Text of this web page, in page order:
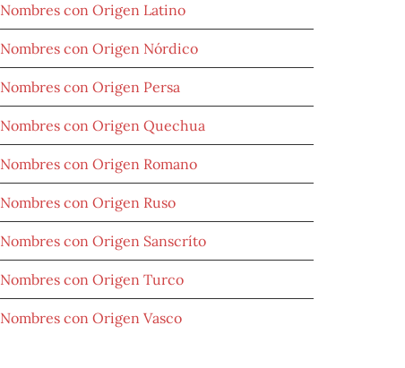
Nombres con Origen Latino
Nombres con Origen Nórdico
Nombres con Origen Persa
Nombres con Origen Quechua
Nombres con Origen Romano
Nombres con Origen Ruso
Nombres con Origen Sanscríto
Nombres con Origen Turco
Nombres con Origen Vasco